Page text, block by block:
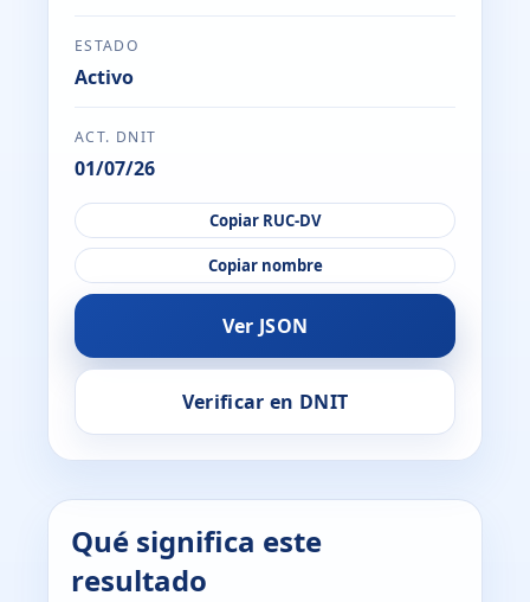
ESTADO
Activo
ACT. DNIT
01/07/26
Copiar RUC-DV
Copiar nombre
Ver JSON
Verificar en DNIT
Qué significa este
resultado